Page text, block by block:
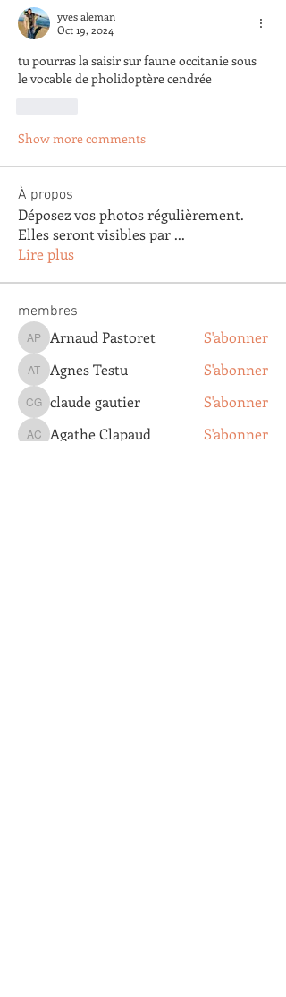
yves aleman
Oct 19, 2024
tu pourras la saisir sur faune occitanie sous
le vocable de pholidoptère cendrée
Show more comments
À propos
Déposez vos photos régulièrement.
Elles seront visibles par ...
Lire plus
membres
Arnaud Pastoret
Arnaud Pastoret S'abonner
Agnes Testu
Agnes Testu S'abonner
claude gautier
claude gautier S'abonner
Agathe Clapaud
Agathe Clapaud S'abonner